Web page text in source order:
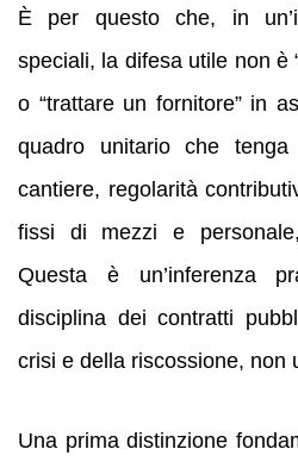
È per questo che, in
speciali, la difesa utile non è
o “trattare un fornitore” in
quadro unitario che
cantiere, regolarità
fissi di mezzi e
Questa è un’inferenza
disciplina dei contratti
crisi e della riscossione, non
Una prima distinzione